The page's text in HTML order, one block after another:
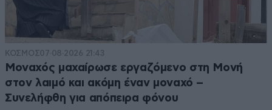
ΚΟΣΜΟΣ07·08·2026 21:43
Μοναχός μαχαίρωσε εργαζόμενο στη Μονή
στον λαιμό και ακόμη έναν μοναχό –
Συνελήφθη για απόπειρα φόνου